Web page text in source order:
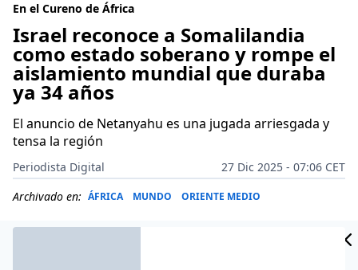
En el Cureno de África
Israel reconoce a Somalilandia
como estado soberano y rompe el
aislamiento mundial que duraba
ya 34 años
El anuncio de Netanyahu es una jugada arriesgada y
tensa la región
Periodista Digital
27 Dic 2025 - 07:06 CET
Archivado en: ÁFRICA MUNDO ORIENTE MEDIO